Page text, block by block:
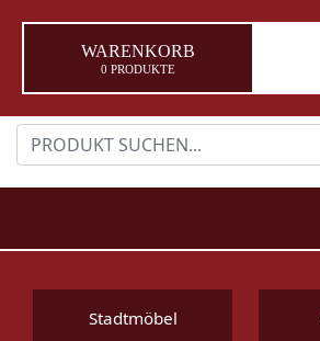
WARENKORB
0 PRODUKTE
Stadtmöbel